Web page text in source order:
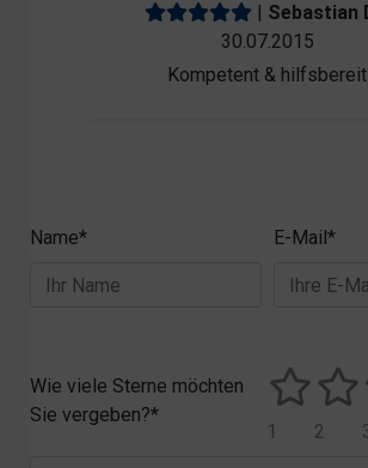
| Sebastian
30.07.2015
Kompetent & hilfsbereit
Name* E-Mail*
Wie viele Sterne möchten
Sie vergeben?*
2
1